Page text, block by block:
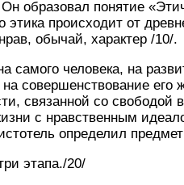
образовал понятие
происходит от
обычай, характер /10/.
самого человека, на
совершенствование
связанной со свободой
с нравственным
определил
этапа./20/